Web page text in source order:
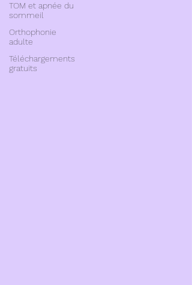
TOM et apnée du
sommeil
Orthophonie
adulte
Téléchargements
gratuits